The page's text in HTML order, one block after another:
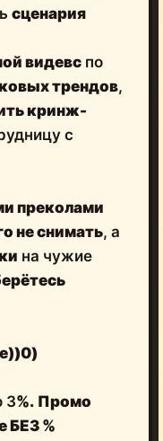
сценария
видевс по
трендов,
кринж-
с
преколами
не снимать, а
на чужие
3%. Промо
БЕЗ %